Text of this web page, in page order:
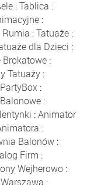
:Tablica :
:
Rumia :Tatuaże:
dla Dzieci :
Brokatowe:
Tatuaży :
PartyBox:
:
:Animator
:
Balonów :
Firm :
Wejherowo:
: